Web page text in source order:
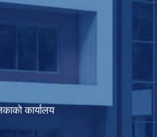
कार्यालय